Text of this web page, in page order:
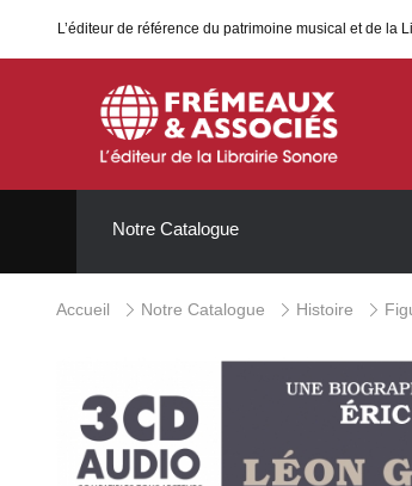
L’éditeur de référence du patrimoine musical et de la
Notre Catalogue
Accueil Notre Catalogue Histoire